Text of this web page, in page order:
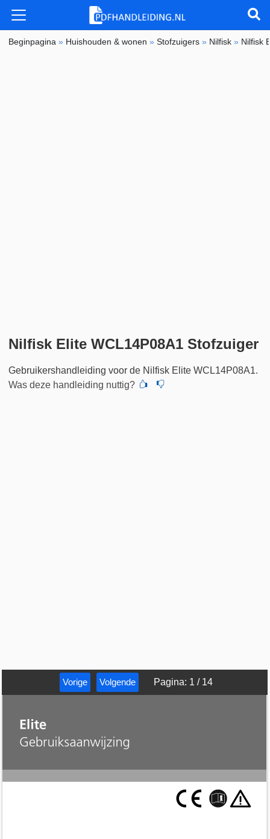
Beginpagina » Huishouden & wonen »Stofzuigers » Nilfisk » Nilfisk
Nilfisk Elite WCL14P08A1 Stofzuiger
Gebruikershandleiding voor de Nilfisk Elite WCL14P08A1.
Was deze handleiding nuttig?
Vorige Volgende Pagina: 1 / 14